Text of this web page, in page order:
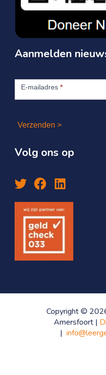
Aanmelden
nieuwsbrief
E-mailadres *
Verzenden >
Volg ons op
Copyright ©
Amersfoort |
|